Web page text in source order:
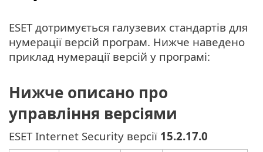
ESET дотримується галузевих стандартів для
нумерації версій програм. Нижче наведено
приклад нумерації версій у програмі:
Нижче описано про
управління версіями
ESET Internet Security версії 15.2.17.0